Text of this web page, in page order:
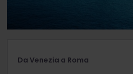
Da Venezia a Roma